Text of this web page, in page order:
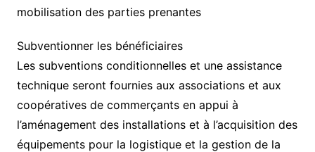
mobilisation des parties prenantes
Subventionner les bénéficiaires
Les subventions conditionnelles et une assistance
technique seront fournies aux associations et aux
coopératives de commerçants en appui à
l’aménagement des installations et à l’acquisition des
équipements pour la logistique et la gestion de la